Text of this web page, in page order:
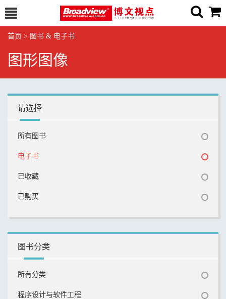
首页 > 图书 & 电子书
图形图像
请选择
所有图书
电子书
已收藏
已购买
图书分类
所有分类
程序设计与软件工程